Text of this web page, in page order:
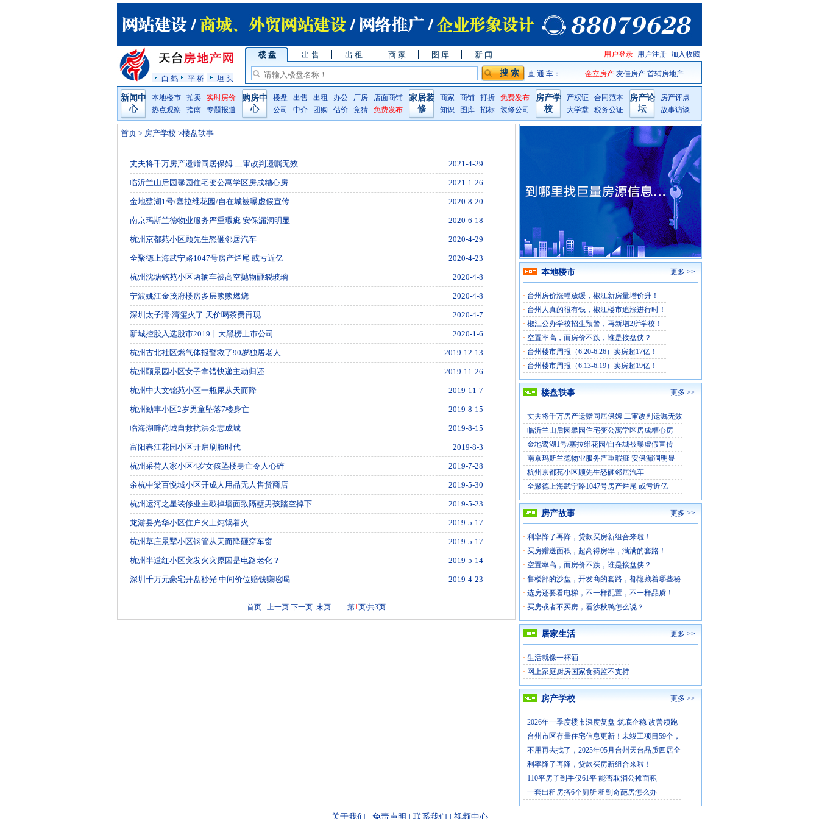
白 鹤 平 桥 坦 头
楼 盘 出 售 出 租 商 家 图 库 新 闻 加入收藏
用户注册
用户登录
网手机版
直 通 车： 金立房产 友佳房产 首辅房地产
新闻中
心
本地楼市 拍卖
实时房价
热点观察
指南 专题报道
购房中
心
楼盘 出售 出租 办公 厂房
店面商铺
公司
中介 团购 估价 竞猜 免费发布
家居装
修
商家 商铺 打折
免费发布
知识
图库 招标 装修公司
房产学
校
产权证
合同范本
大学堂
税务公证
房产论
坛
房产评点
故事访谈
首页 > 房产学校 >楼盘轶事
丈夫将千万房产遗赠同居保姆 二审改判遗嘱无效 2021-4-29
临沂兰山后园馨园住宅变公寓学区房成糟心房 2021-1-26
金地鹭湖1号/塞拉维花园/自在城被曝虚假宣传 2020-8-20
南京玛斯兰德物业服务严重瑕疵 安保漏洞明显 2020-6-18
杭州京都苑小区顾先生怒砸邻居汽车 2020-4-29
全聚德上海武宁路1047号房产烂尾 或亏近亿 2020-4-23
杭州沈塘铭苑小区两辆车被高空抛物砸裂玻璃 2020-4-8
宁波姚江金茂府楼房多层熊熊燃烧 2020-4-8
深圳太子湾·湾玺火了 天价喝茶费再现 2020-4-7
新城控股入选股市2019十大黑榜上市公司 2020-1-6
杭州古北社区燃气体报警救了90岁独居老人 2019-12-13
杭州颐景园小区女子拿错快递主动归还 2019-11-26
杭州中大文锦苑小区一瓶尿从天而降 2019-11-7
杭州勤丰小区2岁男童坠落7楼身亡 2019-8-15
临海湖畔尚城自救抗洪众志成城 2019-8-15
富阳春江花园小区开启刷脸时代 2019-8-3
杭州采荷人家小区4岁女孩坠楼身亡令人心碎 2019-7-28
余杭中梁百悦城小区开成人用品无人售货商店 2019-5-30
杭州运河之星装修业主敲掉墙面致隔壁男孩踏空掉下 2019-5-23
龙游县光华小区住户火上炖锅着火 2019-5-17
杭州草庄景墅小区钢管从天而降砸穿车窗 2019-5-17
杭州半道红小区突发火灾原因是电路老化？ 2019-5-14
深圳千万元豪宅开盘秒光 中间价位赔钱赚吆喝 2019-4-23
首页 上一页 下一页 末页 第1页/共3页
本地楼市 更多 >>
· 台州房价涨幅放缓，椒江新房量增价升！
· 台州人真的很有钱，椒江楼市追涨进行时！
· 椒江公办学校招生预警，再新增2所学校！
· 空置率高，而房价不跌，谁是接盘侠？
· 台州楼市周报（6.20-6.26）卖房超17亿！
· 台州楼市周报（6.13-6.19）卖房超19亿！
楼盘轶事 更多 >>
· 丈夫将千万房产遗赠同居保姆 二审改判遗嘱无效
· 临沂兰山后园馨园住宅变公寓学区房成糟心房
· 金地鹭湖1号/塞拉维花园/自在城被曝虚假宣传
· 南京玛斯兰德物业服务严重瑕疵 安保漏洞明显
· 杭州京都苑小区顾先生怒砸邻居汽车
· 全聚德上海武宁路1047号房产烂尾 或亏近亿
房产故事 更多 >>
· 利率降了再降，贷款买房新组合来啦！
· 买房赠送面积，超高得房率，满满的套路！
· 空置率高，而房价不跌，谁是接盘侠？
· 售楼部的沙盘，开发商的套路，都隐藏着哪些秘
· 选房还要看电梯，不一样配置，不一样品质！
· 买房或者不买房，看沙秋鸭怎么说？
居家生活 更多 >>
· 生活就像一杯酒
· 网上家庭厨房国家食药监不支持
房产学校 更多 >>
· 2026年一季度楼市深度复盘-筑底企稳 改善领跑
· 台州市区存量住宅信息更新！未竣工项目59个，
· 不用再去找了，2025年05月台州天台品质四居全
· 利率降了再降，贷款买房新组合来啦！
· 110平房子到手仅61平 能否取消公摊面积
· 一套出租房搭6个厕所 租到奇葩房怎么办
关于我们 免责声明 联系我们 视频中心